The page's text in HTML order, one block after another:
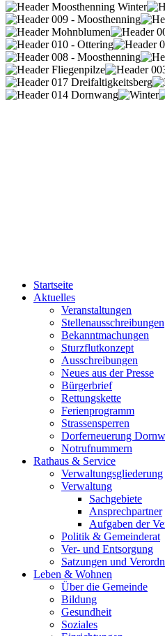
Startseite
Aktuelles
Veranstaltungen
Stellenausschreibungen
Bekanntmachungen
Sturzflutkonzept
Ausschreibungen
Neues aus der Presse
Bürgerbrief
Rettungskette
Ferienprogramm
Strassensperren
Dorferneuerung
Notrufnummern
Rathaus & Service
Verwaltungsgliederung
Verwaltung
Sachgebiete
Ansprechpartner
Aufgaben der
Politik & Gemeinderat
Ver- und Entsorgung
Satzungen und
Leben & Wohnen
Über die Gemeinde
Bildung
Gesundheit
Soziales